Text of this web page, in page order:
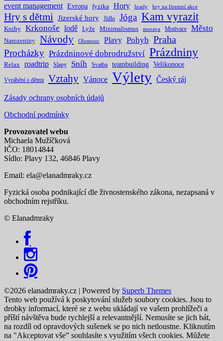
event management Evropa fyzika Hory hrady hry na firemní akce
Hry s dětmi Jizerské hory Jídlo Jóga Kam vyrazit
Knihy Krkonoše lodě Lyže Minimalismus morava Motivace Město
Narozeniny Návody Olomouc Plavy Pohyb Praha
Procházky Prázdninové dobrodružství Prázdniny
Relax roadtrip Slapy Sníh Svatba teambuilding Velikonoce
Vyrábění s dětmi Vztahy Vánoce Výlety Český ráj
Zásady ochrany osobních údajů
Obchodní podmínky
Provozovatel webu
Michaela Mužíčková
IČO: 18014844
Sídlo: Plavy 132, 46846 Plavy
Email: ela@elanadmraky.cz
Fyzická osoba podnikající dle živnostenského zákona, nezapsaná v
obchodním rejstříku.
© Elanadmraky
©2026 elanadmraky.cz | Powered by Superb Themes
Tento web používá k poskytování služeb soubory cookies. Jsou to
drobky informací, které se z webu ukládají ve vašem prohlížeči a
příští návštěva bude rychlejší a relevantnější. Nemusíte se jich bát,
na rozdíl od opravdových sušenek se po nich netloustne. Kliknutím
na "Akceptovat vše” souhlasíte s využitím všech cookies. Můžete